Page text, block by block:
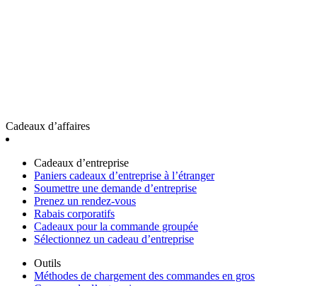
Cadeaux d’affaires
Cadeaux d’entreprise
Paniers cadeaux d’entreprise à l’étranger
Soumettre une demande d’entreprise
Prenez un rendez-vous
Rabais corporatifs
Cadeaux pour la commande groupée
Sélectionnez un cadeau d’entreprise
Outils
Méthodes de chargement des commandes en gros